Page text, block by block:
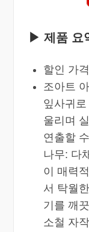
▶ 제품 요
할인 가
조아트
잎사귀
울리며
연출할
나무: 다
이 매력
서 탁월
기를 깨
소철 자